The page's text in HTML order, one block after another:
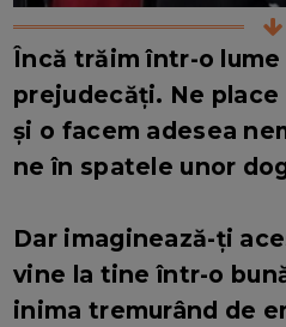
Încă trăim într-o lume
prejudecăți. Ne
și o facem adesea
ne în spatele unor
Dar imaginează-ți
vine la tine într-o
inima tremurând de